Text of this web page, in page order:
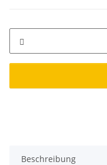
Beschreibung